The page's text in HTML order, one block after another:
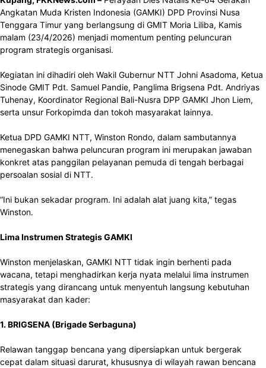
Angkatan Muda Kristen Indonesia (GAMKI) DPD Provinsi Nusa
Tenggara Timur yang berlangsung di GMIT Moria Liliba, Kamis
malam (23/4/2026) menjadi momentum penting peluncuran
program strategis organisasi.
Kegiatan ini dihadiri oleh Wakil Gubernur NTT Johni Asadoma, Ketua
Sinode GMIT Pdt. Samuel Pandie, Panglima Brigsena Pdt. Andriyas
Tuhenay, Koordinator Regional Bali-Nusra DPP GAMKI Jhon Liem,
serta unsur Forkopimda dan tokoh masyarakat lainnya.
Ketua DPD GAMKI NTT, Winston Rondo, dalam sambutannya
menegaskan bahwa peluncuran program ini merupakan jawaban
konkret atas panggilan pelayanan pemuda di tengah berbagai
persoalan sosial di NTT.
“Ini bukan sekadar program. Ini adalah alat juang kita,” tegas
Winston.
Lima Instrumen Strategis GAMKI
Winston menjelaskan, GAMKI NTT tidak ingin berhenti pada
wacana, tetapi menghadirkan kerja nyata melalui lima instrumen
strategis yang dirancang untuk menyentuh langsung kebutuhan
masyarakat dan kader:
1. BRIGSENA (Brigade Serbaguna)
Relawan tanggap bencana yang dipersiapkan untuk bergerak
cepat dalam situasi darurat, khususnya di wilayah rawan bencana